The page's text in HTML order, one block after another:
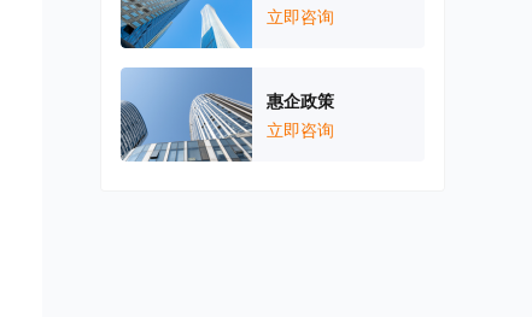
立即咨询
惠企政策
立即咨询